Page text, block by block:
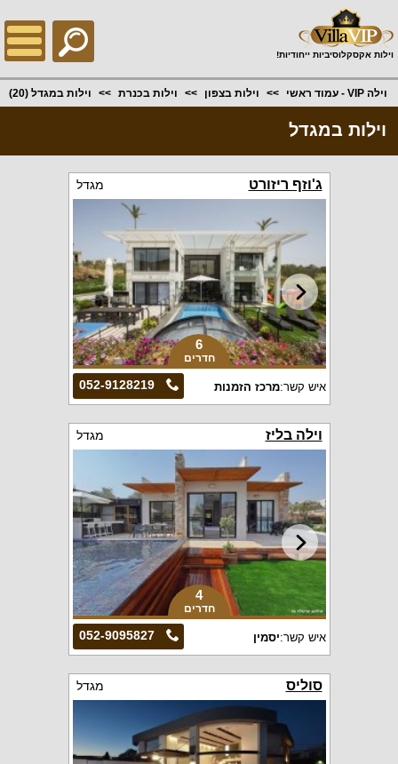
וילות אקסקלוסיביות ייחודיות!
וילה VIP - עמוד ראשי וילות בצפון וילות בכנרת וילות במגדל (20)
וילות במגדל
ג'וזף ריזורט מגדל
6
חדרים
052-9128219 איש קשר:מרכז הזמנות
וילה בליז מגדל
4
חדרים
052-9095827 איש קשר:יסמין
סוליס מגדל